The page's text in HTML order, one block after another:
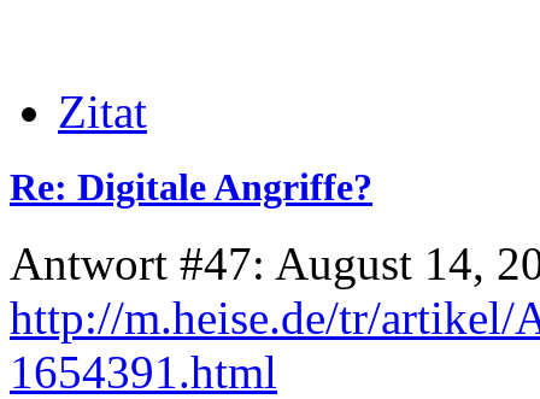
Zitat
Re: Digitale Angriffe?
Antwort #47: August 14,
http://m.heise.de/tr/artikel/
1654391.html